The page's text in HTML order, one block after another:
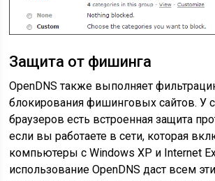
Защита от фишинга
OpenDNS также выполняет
блокирования фишинговых сайтов. У
браузеров есть встроенная защита
если вы работаете в сети, которая
компьютеры с Windows XP и Internet
использование OpenDNS даст всем